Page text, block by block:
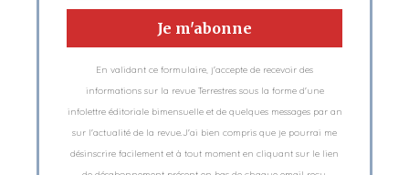
En validant ce formulaire, j'accepte de recevoir des
informations sur la revue Terrestres sous la forme d'une
infolettre éditoriale bimensuelle et de quelques messages par an
sur l'actualité de la revue.J'ai bien compris que je pourrai me
désinscrire facilement et à tout moment en cliquant sur le lien